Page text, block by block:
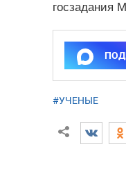
госзадания
#УЧЕНЫЕ